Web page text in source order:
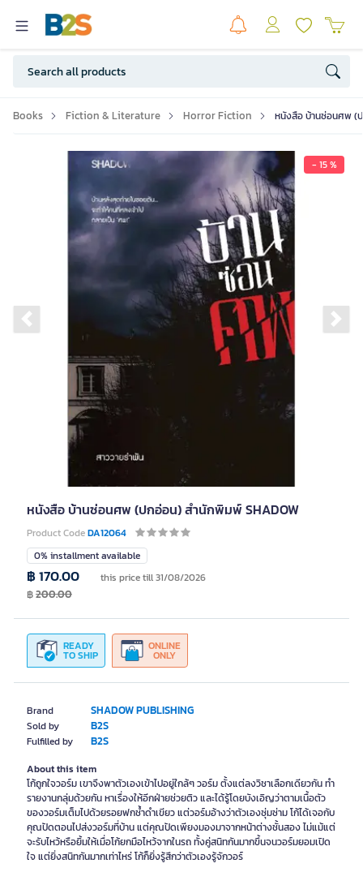
Books Fiction & Literature Horror Fiction หนังสือ บ้านซ่อนศพ (
- 15 %
Previous slide
หนังสือ บ้านซ่อนศพ (ปกอ่อน) สำนักพิมพ์ SHADOW
Product CodeDA12064
Brand SHADOW PUBLISHING
Sold by B2S
Fulfilled by B2S
0% installment available
READY
TO SHIP
ONLINE
ONLY
฿ 170.00 this price till 31/08/2026
฿200.00
About this item
โก้ถูกใจวอร์ม เขาจึงพาตัวเองเข้าไปอยู่ใกล้ๆ วอร์ม ตั้งแต่ลงวิชาเลือกเดียวกัน ทำ
รายงานกลุ่มด้วยกัน หาเรื่องให้อีกฝ่ายช่วยติว และได้รู้โดยบังเอิญว่าตามเนื้อตัว
ของวอร์มเต็มไปด้วยรอยฟกช้ำดำเขียว แต่วอร์มอ้างว่าตัวเองซุ่มซ่าม โก้ได้เจอกับ
คุณปัดตอนไปส่งวอร์มที่บ้าน แต่คุณปัดเพียงมองมาจากหน้าต่างชั้นสอง ไม่แม้แต่
จะรับไหว้หรือยิ้มให้เมื่อโก้ยกมือไหว้จากในรถ ทั้งคู่สนิทกันมากขึ้นจนวอร์มยอมเปิด
ใจ แต่ยิ่งสนิทกันมากเท่าไหร่ โก้ก็ยิ่งรู้สึกว่าตัวเองรู้จักวอร์